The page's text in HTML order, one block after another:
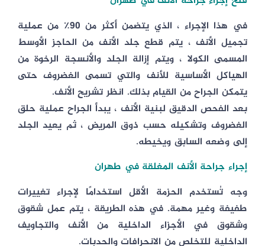
في هذا الإجراء ، الذي يتضمن أكثر من 90٪ من عملية
تجميل الأنف ، يتم قطع جلد الأنف من الحاجز الأوسط
المسمى الكولا ، ويتم إزالة الجلد والأنسجة الرخوة من
الهياكل الأساسية للأنف والتي تسمى الغضروف حتى
يتمكن الجراح من القيام بذلك. انظر تشريح الأنف.
بعد الفحص الدقيق لبنية الأنف ، يبدأ الجراح عملية حلق
الغضروف وتشكيله حسب ذوق المريض ، ثم يعيد الجلد
إلى وضعه السابق ويخيطه.
إجراء جراحة الأنف المغلقة في طهران
وجه تُستخدم الحزمة الأقل استخدامًا لإجراء تغييرات
طفيفة وغير مهمة. في هذه الطريقة ، يتم عمل شقوق
وشقوق في الأجزاء الداخلية من الأنف والتجاويف
الداخلية للتخلص من الانحرافات والحدبات.